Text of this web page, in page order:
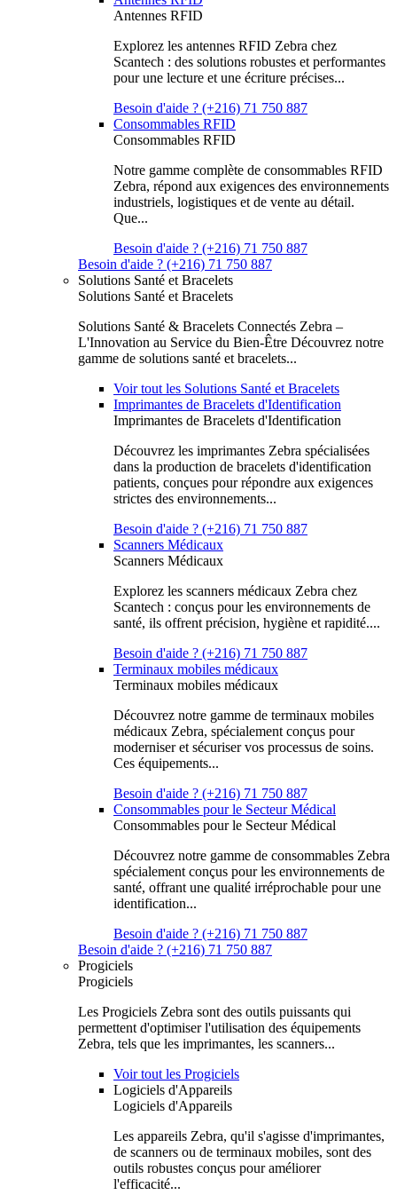
Antennes RFID
Explorez les antennes RFID Zebra chez
Scantech : des solutions robustes et performantes
pour une lecture et une écriture précises...
Besoin d'aide ? (+216) 71 750 887
Consommables RFID
Consommables RFID
Notre gamme complète de consommables RFID
Zebra, répond aux exigences des environnements
industriels, logistiques et de vente au détail.
Que...
Besoin d'aide ? (+216) 71 750 887
Besoin d'aide ? (+216) 71 750 887
Solutions Santé et Bracelets
Solutions Santé et Bracelets
Solutions Santé & Bracelets Connectés Zebra –
L'Innovation au Service du Bien-Être Découvrez notre
gamme de solutions santé et bracelets...
Voir tout les Solutions Santé et Bracelets
Imprimantes de Bracelets d'Identification
Imprimantes de Bracelets d'Identification
Découvrez les imprimantes Zebra spécialisées
dans la production de bracelets d'identification
patients, conçues pour répondre aux exigences
strictes des environnements...
Besoin d'aide ? (+216) 71 750 887
Scanners Médicaux
Scanners Médicaux
Explorez les scanners médicaux Zebra chez
Scantech : conçus pour les environnements de
santé, ils offrent précision, hygiène et rapidité....
Besoin d'aide ? (+216) 71 750 887
Terminaux mobiles médicaux
Terminaux mobiles médicaux
Découvrez notre gamme de terminaux mobiles
médicaux Zebra, spécialement conçus pour
moderniser et sécuriser vos processus de soins.
Ces équipements...
Besoin d'aide ? (+216) 71 750 887
Consommables pour le Secteur Médical
Consommables pour le Secteur Médical
Découvrez notre gamme de consommables Zebra
spécialement conçus pour les environnements de
santé, offrant une qualité irréprochable pour une
identification...
Besoin d'aide ? (+216) 71 750 887
Besoin d'aide ? (+216) 71 750 887
Progiciels
Progiciels
Les Progiciels Zebra sont des outils puissants qui
permettent d'optimiser l'utilisation des équipements
Zebra, tels que les imprimantes, les scanners...
Voir tout les Progiciels
Logiciels d'Appareils
Logiciels d'Appareils
Les appareils Zebra, qu'il s'agisse d'imprimantes,
de scanners ou de terminaux mobiles, sont des
outils robustes conçus pour améliorer
l'efficacité...